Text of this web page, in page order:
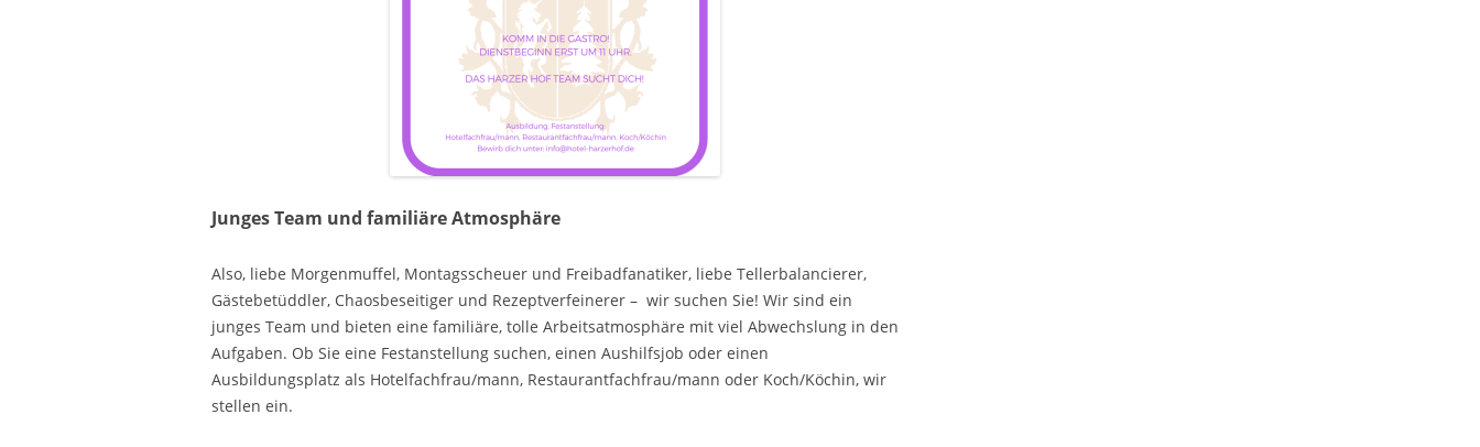
Junges Team und familiäre Atmosphäre
Also, liebe Morgenmuffel, Montagsscheuer und Freibadfanatiker, liebe Tellerbalancierer,
Gästebetüddler, Chaosbeseitiger und Rezeptverfeinerer – wir suchen Sie! Wir sind ein
junges Team und bieten eine familiäre, tolle Arbeitsatmosphäre mit viel Abwechslung in den
Aufgaben. Ob Sie eine Festanstellung suchen, einen Aushilfsjob oder einen
Ausbildungsplatz als Hotelfachfrau/mann, Restaurantfachfrau/mann oder Koch/Köchin, wir
stellen ein.